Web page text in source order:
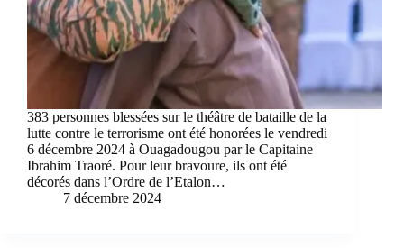
383 personnes blessées sur le théâtre de bataille de la
lutte contre le terrorisme ont été honorées le vendredi
6 décembre 2024 à Ouagadougou par le Capitaine
Ibrahim Traoré. Pour leur bravoure, ils ont été
décorés dans l’Ordre de l’Etalon…
7 décembre 2024